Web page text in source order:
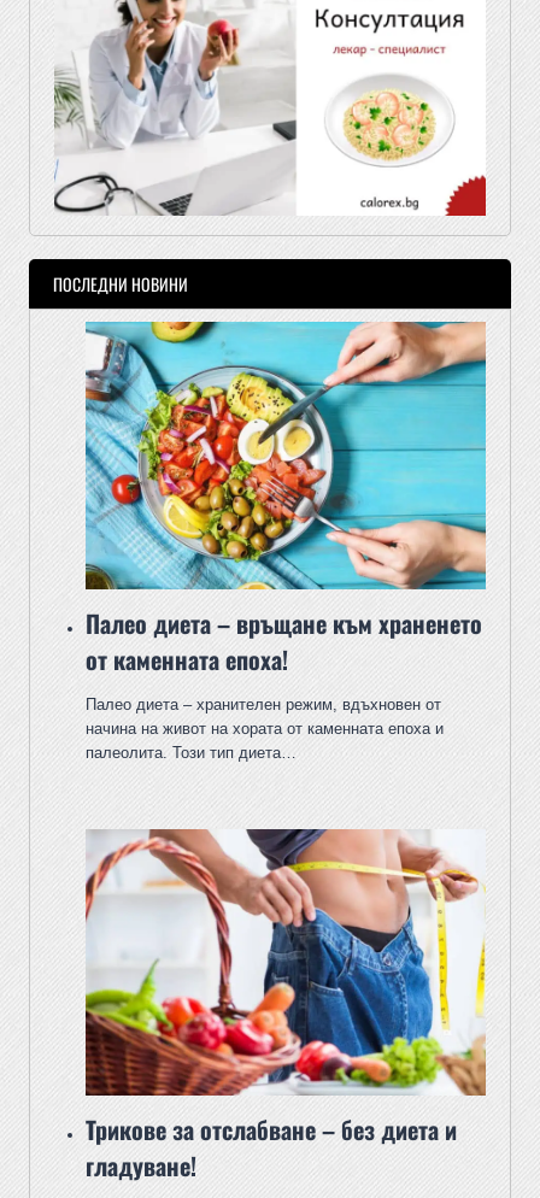
ПОСЛЕДНИ НОВИНИ
Палео диета – връщане към храненето
от каменната епоха!
Палео диета – хранителен режим, вдъхновен от
начина на живот на хората от каменната епоха и
палеолита. Този тип диета…
Трикове за отслабване – без диета и
гладуване!